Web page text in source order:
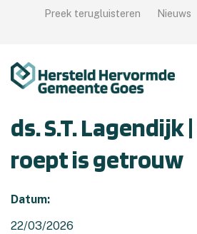
Samen Zijn
Samen Leren
Samen Doen
Preek terugluisteren Nieuws
ds. S.T. Lagendijk
roept is getrouw
Datum:
22/03/2026